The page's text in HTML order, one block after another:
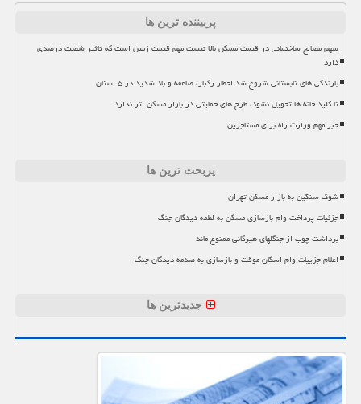
پربیننده ترین ها
سهم مصالح ساختمانی در قیمت مسکن بالا نیست مهم قیمت زمین است که تاثیر شصت درصدی
دارد
بارندگی های تابستانی شروع شد اخطار رگبار، صاعقه و باد شدید در ۵ استان
تا کلید خانه ها تحویل نشود، طرح های حمایتی در بازار مسکن اثر ندارد
خبر مهم وزارت راه برای مستاجرین
پربحث ترین ها
شوک سنگین به بازار مسکن تهران
جزئیات پرداخت وام بازسازی مسکن به لطمه دیدگان جنگ
برداشت چوب از جنگلهای هیرکانی ممنوع ماند
اعلام جزییات وام اسکان موقت و بازسازی به صدمه دیدگان جنگ
جدیدترین ها